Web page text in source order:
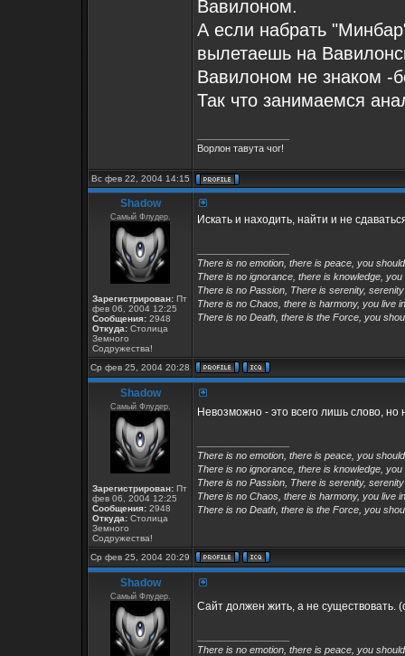
Вавилоном.
А если набрать
вылетаешь на
Вавилоном не знаком -
Так что занимаемся
Ворлон тавута чог!
Вс фев 22, 2004 14:15
Shadow
Самый Флудер.
Зарегистрирован: Пт
фев 06, 2004 12:25
Сообщения: 2948
Откуда: Столица
Земного
Содружества!
Искать и находить, найти и не
There is no emotion, there is peace, you
There is no ignorance, there is knowledge,
There is no Passion, There is serenity,
There is no Chaos, there is harmony, you live
There is no Death, there is the Force, you
Ср фев 25, 2004 20:28
Shadow
Самый Флудер.
Зарегистрирован: Пт
фев 06, 2004 12:25
Сообщения: 2948
Откуда: Столица
Земного
Содружества!
Невозможно - это всего лишь слово,
There is no emotion, there is peace, you
There is no ignorance, there is knowledge,
There is no Passion, There is serenity,
There is no Chaos, there is harmony, you live
There is no Death, there is the Force, you
Ср фев 25, 2004 20:29
Shadow
Самый Флудер.
Сайт должен жить, а не существовать.
There is no emotion, there is peace, you